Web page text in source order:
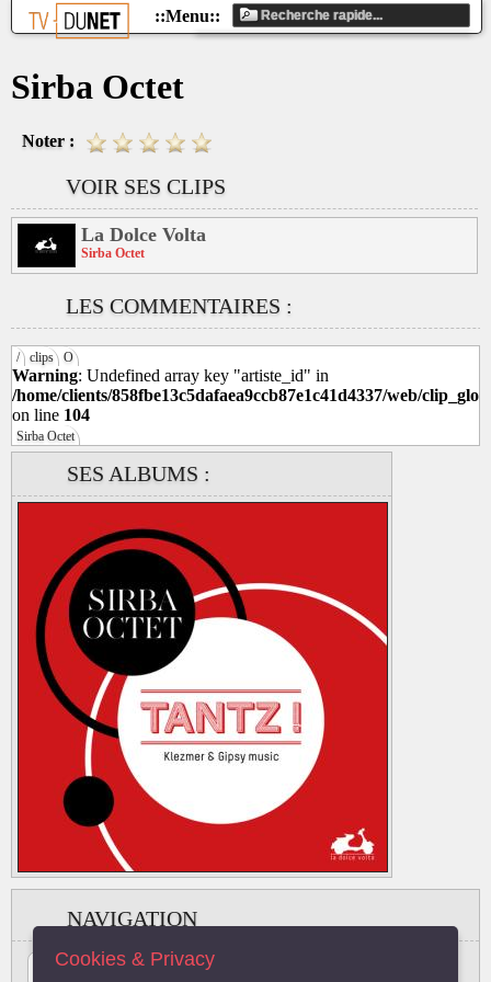
/ clips O
Warning: Undefined array key "artiste_id" in
/home/clients/858fbe13c5dafaea9ccb87e1c41d4337/web/
on line 104
Sirba Octet
SES ALBUMS :
NAVIGATION
A B C D
Sirba Octet
Noter :
VOIR SES CLIPS
La Dolce Volta
Sirba Octet
LES COMMENTAIRES :
Cookies & Privacy